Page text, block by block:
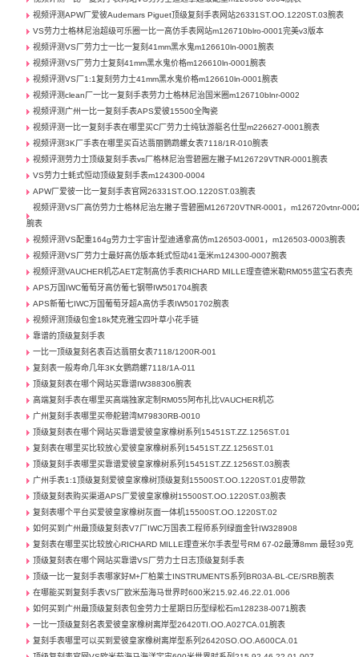
视频评测APW厂爱彼Audemars Piguet顶级复刻手表网站26331ST.OO.1220ST.03腕表
VS劳力士格林尼治超级可乐圈一比一高仿手表网站m126710blro-0001完美v3版本
视频评测VS厂劳力士一比一复刻41mm黑水鬼m126610ln-0001腕表
视频评测VS厂劳力士复刻41mm黑水鬼价格m126610ln-0001腕表
视频评测VS厂1:1复刻劳力士41mm黑水鬼价格m126610ln-0001腕表
视频评测clean厂一比一复刻手表劳力士格林尼治国米圈m126710blnr-0002
视频评测广州一比一复刻手表APS爱彼15500全陶瓷
视频评测一比一复刻手表在哪里买C厂劳力士纯钛游艇名仕型m226627-0001腕表
视频评测3K厂手表在哪里买百达翡丽鹦鹉螺女表7118/1R-010腕表
视频评测劳力士顶级复刻手表vs厂格林尼治雪碧圈左撇子M126729VTNR-0001腕表
VS劳力士蚝式恒动顶级复刻手表m124300-0004
APW厂爱彼一比一复刻手表官网26331ST.OO.1220ST.03腕表
视频评测VS厂高仿劳力士格林尼治左撇子雪碧圈M126720VTNR-0001，m126720vtnr-
腕表
视频评测VS配重164g劳力士宇宙计型迪通拿高仿m126503-0001，m126503-0003腕表
视频评测VS厂劳力士最好高仿版本蚝式恒动41毫米m124300-0007腕表
视频评测VAUCHER机芯AET定制高仿手表RICHARD MILLE理查德米勒RM055蓝宝石表壳
APS万国IWC葡萄牙高仿葡七钢带IW501704腕表
APS新葡七IWC万国葡萄牙超A高仿手表IW501702腕表
视频评测顶级包金18k梵克雅宝四叶草小花手链
靠谱的顶级复刻手表
一比一顶级复刻名表百达翡丽女表7118/1200R-001
复刻表一般寿命几年3K女鹦鹉螺7118/1A-011
顶级复刻表在哪个网站买靠谱IW388306腕表
高端复刻手表在哪里买高端独家定制RM055阿布扎比VAUCHER机芯
广州复刻手表哪里买帝舵碧湾M79830RB-0010
顶级复刻表在哪个网站买靠谱爱彼皇家橡树系列15451ST.ZZ.1256ST.01
复刻表在哪里买比较放心爱彼皇家橡树系列15451ST.ZZ.1256ST.01
顶级复刻手表哪里买靠谱爱彼皇家橡树系列15451ST.ZZ.1256ST.03腕表
广州手表1:1顶级复刻爱彼皇家橡树顶级复刻15500ST.OO.1220ST.01皮带款
顶级复刻表购买渠道APS厂爱彼皇家橡树15500ST.OO.1220ST.03腕表
复刻表哪个平台买爱彼皇家橡树灰面一体机15500ST.OO.1220ST.02
如何买到广州最顶级复刻表V7厂IWC万国表工程师系列绿面金针IW328908
复刻表在哪里买比较放心RICHARD MILLE理查米尔手表型号RM 67-02最薄8mm 最轻39克
顶级复刻表在哪个网站买靠谱VS厂劳力士日志顶级复刻手表
顶级一比一复刻手表哪家好M+厂柏莱士INSTRUMENTS系列BR03A-BL-CE/SRB腕表
在哪能买到复刻手表VS厂欧米茄海马世界时600米215.92.46.22.01.006
如何买到广州最顶级复刻表包金劳力士星期日历型绿松石m128238-0071腕表
一比一顶级复刻名表爱彼皇家橡树离岸型26420TI.OO.A027CA.01腕表
复刻手表哪里可以买到爱彼皇家橡树离岸型系列26420SO.OO.A600CA.01